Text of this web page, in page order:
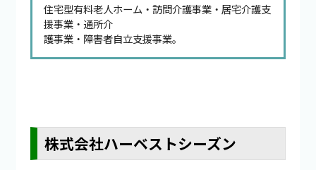
住宅型有料老人ホーム・訪問介護事業・居宅介護支
援事業・通所介
護事業・障害者自立支援事業。
株式会社ハーベストシーズン